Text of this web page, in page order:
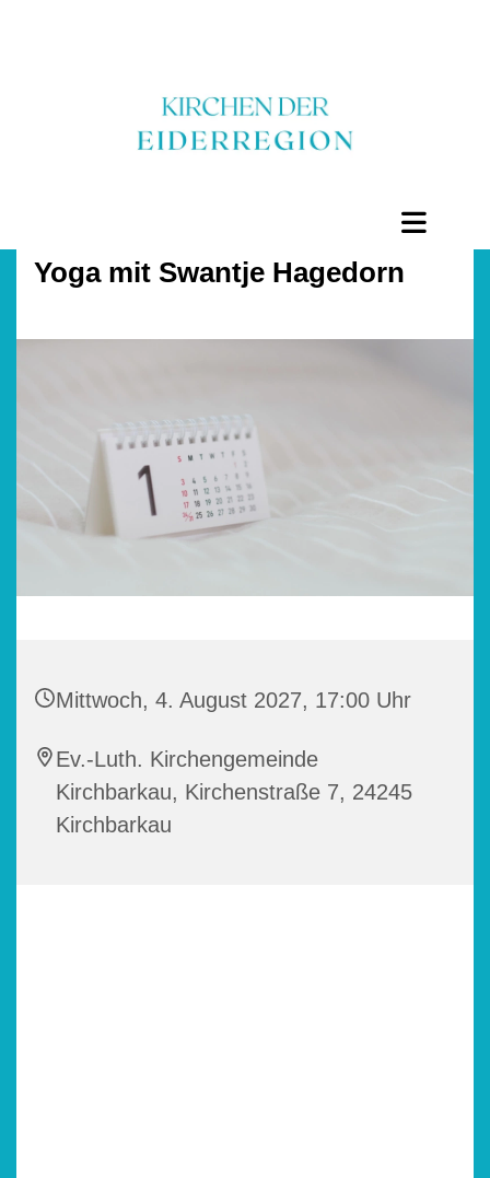
Yoga mit Swantje Hagedorn
Mittwoch, 4. August 2027, 17:00 Uhr
Ev.-Luth. Kirchengemeinde
Kirchbarkau, Kirchenstraße 7, 24245
Kirchbarkau